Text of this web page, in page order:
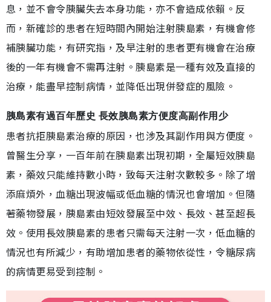
息，並不會令胰臟失去本身功能，亦不會造成依賴。反
而，新確診的患者在短時間內開始注射胰島素，有機會修
補胰臟功能，有研究指，及早注射的患者更有機會在治療
後的一年有機會不需再注射。胰島素是一種有效及直接的
治療，能盡早控制病情，並降低出現併發症的風險。
胰島素有過百年歷史 長效胰島素方便度高副作用少
患者抗拒胰島素治療的原因，也涉及其副作用與方便度。
曾醫生分享，一百年前在胰島素出現初期，全屬短效胰島
素，藥效只能維持數小時，致每天注射次數較多。除了增
添麻煩外，血糖出現波幅或低血糖的情況也會增加。但隨
著藥物發展，胰島素由短效發展至中效、長效、甚至超長
效。使用長效胰島素的患者只需每天注射一次，低血糖的
情況也有所減少，有助增加患者的藥物依從性，令糖尿病
的病情更易受到控制。